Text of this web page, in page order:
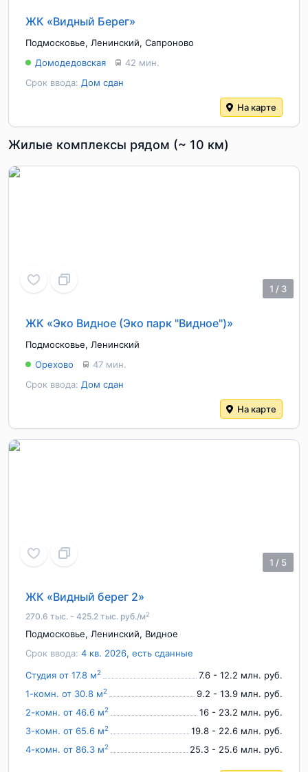
ЖК «Видный Берег»
Подмосковье, Ленинский, Сапроново
Срок ввода: Дом сдан
Домодедовская 42 мин.
На карте
Жилые комплексы рядом (~ 10 км)
1 / 3
ЖК «Эко Видное (Эко парк "Видное")»
Подмосковье, Ленинский
Срок ввода: Дом сдан
Орехово 47 мин.
На карте
1 / 5
ЖК «Видный берег 2»
270.6 тыс. - 425.2 тыс. руб./м2
Подмосковье, Ленинский, Видное
Срок ввода: 4 кв. 2026, есть сданные
Студия от 17.8 м2
7.6 - 12.2 млн. руб.
1-комн. от 30.8 м2
9.2 - 13.9 млн. руб.
2-комн. от 46.6 м2
16 - 23.2 млн. руб.
3-комн. от 65.6 м2
19.8 - 22.6 млн. руб.
4-комн. от 86.3 м2 25.3 - 25.6 млн. руб.